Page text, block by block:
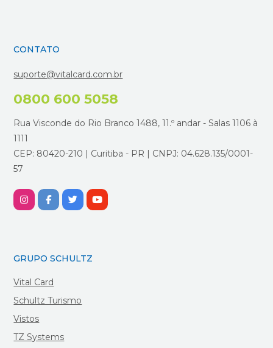
CONTATO
suporte@vitalcard.com.br
0800 600 5058
Rua Visconde do Rio Branco 1488, 11.º andar - Salas 1106 à
1111
CEP: 80420-210 | Curitiba - PR | CNPJ: 04.628.135/0001-
57
GRUPO SCHULTZ
Vital Card
Schultz Turismo
Vistos
TZ Systems